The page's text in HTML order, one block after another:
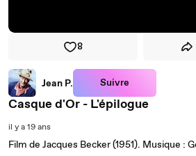
8
Jean P. Suivre
Casque d'Or - L'épilogue
il y a 19 ans
Film de Jacques Becker (1951). Musique :